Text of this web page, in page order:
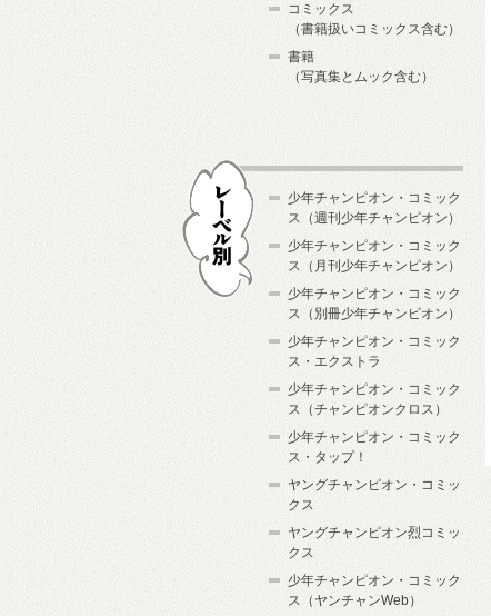
コミックス
（書籍扱いコミックス含む）
書籍
（写真集とムック含む）
少年チャンピオン・コミック
ス（週刊少年チャンピオン）
少年チャンピオン・コミック
ス（月刊少年チャンピオン）
少年チャンピオン・コミック
ス（別冊少年チャンピオン）
少年チャンピオン・コミック
ス・エクストラ
少年チャンピオン・コミック
ス（チャンピオンクロス）
少年チャンピオン・コミック
ス・タップ！
ヤングチャンピオン・コミッ
クス
ヤングチャンピオン烈コミッ
クス
少年チャンピオン・コミック
ス（ヤンチャンWeb）